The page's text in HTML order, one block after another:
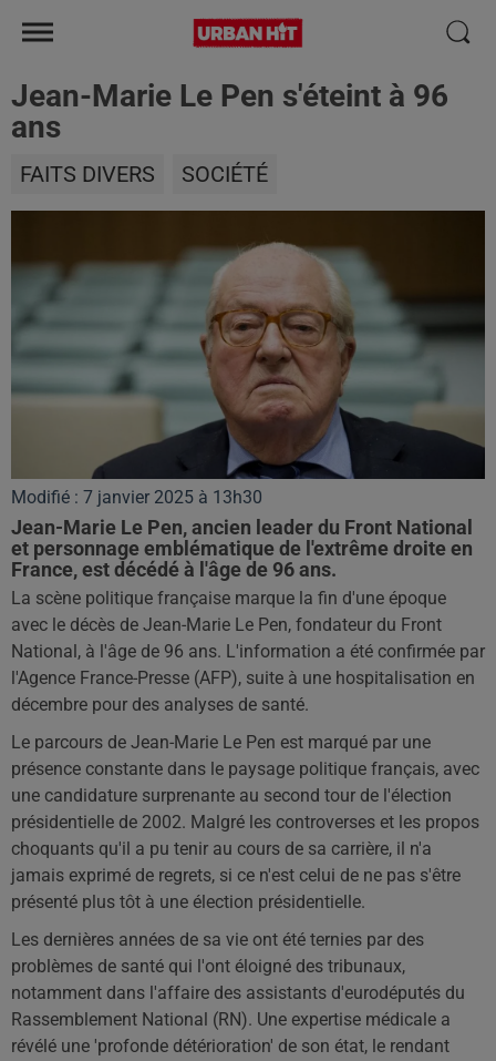
Jean-Marie Le Pen s'éteint à 96
ans
FAITS DIVERS SOCIÉTÉ
Modifié : 7 janvier 2025 à 13h30
Jean-Marie Le Pen, ancien leader du Front National
et personnage emblématique de l'extrême droite en
France, est décédé à l'âge de 96 ans.
La scène politique française marque la fin d'une époque
avec le décès de Jean-Marie Le Pen, fondateur du Front
National, à l'âge de 96 ans. L'information a été confirmée par
l'Agence France-Presse (AFP), suite à une hospitalisation en
décembre pour des analyses de santé.
Le parcours de Jean-Marie Le Pen est marqué par une
présence constante dans le paysage politique français, avec
une candidature surprenante au second tour de l'élection
présidentielle de 2002. Malgré les controverses et les propos
choquants qu'il a pu tenir au cours de sa carrière, il n'a
jamais exprimé de regrets, si ce n'est celui de ne pas s'être
présenté plus tôt à une élection présidentielle.
Les dernières années de sa vie ont été ternies par des
problèmes de santé qui l'ont éloigné des tribunaux,
notamment dans l'affaire des assistants d'eurodéputés du
Rassemblement National (RN). Une expertise médicale a
révélé une 'profonde détérioration' de son état, le rendant